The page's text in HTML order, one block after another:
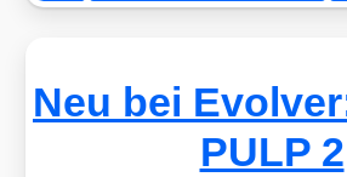
Neu bei
PULP 2